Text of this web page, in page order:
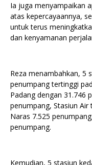
Ia juga menyampaikan
atas kepercayaannya,
untuk terus
dan kenyamanan
Reza menambahkan, 5
penumpang tertinggi
Padang dengan 31.746
penumpang, Stasiun Air
Naras 7.525
penumpang.
Kemudian, 5 stasiun